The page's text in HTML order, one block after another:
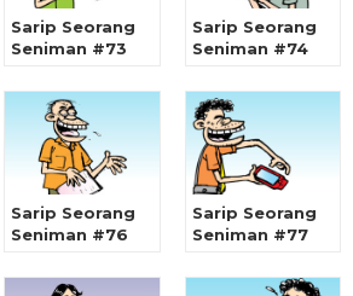
Sarip Seorang
Seniman #73
Sarip Seorang
Seniman #74
Sarip Seorang
Seniman #76
Sarip Seorang
Seniman #77